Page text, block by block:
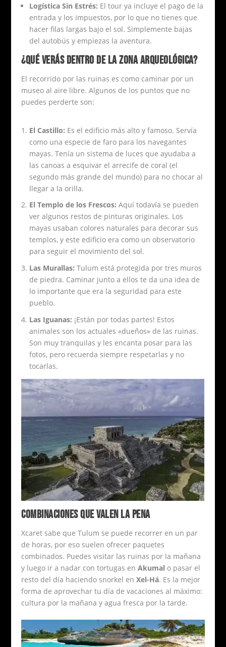
Logística Sin Estrés: El tour ya incluye el pago de la
entrada y los impuestos, por lo que no tienes que
hacer filas largas bajo el sol. Simplemente bajas
del autobús y empiezas la aventura.
¿QUÉ VERÁS DENTRO DE LA ZONA ARQUEOLÓGICA?
El recorrido por las ruinas es como caminar por un
museo al aire libre. Algunos de los puntos que no
puedes perderte son:
El Castillo: Es el edificio más alto y famoso. Servía
como una especie de faro para los navegantes
mayas. Tenía un sistema de luces que ayudaba a
las canoas a esquivar el arrecife de coral (el
segundo más grande del mundo) para no chocar al
llegar a la orilla.
El Templo de los Frescos: Aquí todavía se pueden
ver algunos restos de pinturas originales. Los
mayas usaban colores naturales para decorar sus
templos, y este edificio era como un observatorio
para seguir el movimiento del sol.
Las Murallas: Tulum está protegida por tres muros
de piedra. Caminar junto a ellos te da una idea de
lo importante que era la seguridad para este
pueblo.
Las Iguanas: ¡Están por todas partes! Estos
animales son los actuales «dueños» de las ruinas.
Son muy tranquilas y les encanta posar para las
fotos, pero recuerda siempre respetarlas y no
tocarlas.
COMBINACIONES QUE VALEN LA PENA
Xcaret sabe que Tulum se puede recorrer en un par
de horas, por eso suelen ofrecer paquetes
combinados. Puedes visitar las ruinas por la mañana
y luego ir a nadar con tortugas enAkumal o pasar el
resto del día haciendo snorkel enXel-Há. Es la mejor
forma de aprovechar tu día de vacaciones al máximo:
cultura por la mañana y agua fresca por la tarde.